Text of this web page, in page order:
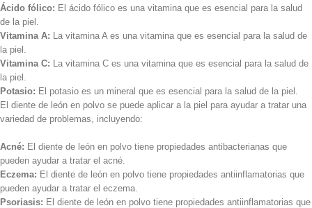
Ácido fólico: El ácido fólico es una vitamina que es esencial para la salud
de la piel.
Vitamina A: La vitamina A es una vitamina que es esencial para la salud de
la piel.
Vitamina C: La vitamina C es una vitamina que es esencial para la salud de
la piel.
Potasio: El potasio es un mineral que es esencial para la salud de la piel.
El diente de león en polvo se puede aplicar a la piel para ayudar a tratar una
variedad de problemas, incluyendo:
Acné: El diente de león en polvo tiene propiedades antibacterianas que
pueden ayudar a tratar el acné.
Eczema: El diente de león en polvo tiene propiedades antiinflamatorias que
pueden ayudar a tratar el eczema.
Psoriasis: El diente de león en polvo tiene propiedades antiinflamatorias que